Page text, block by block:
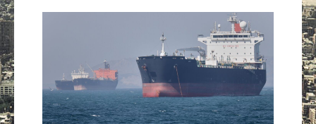
Mədəniyyət
Müsahibə
İdman